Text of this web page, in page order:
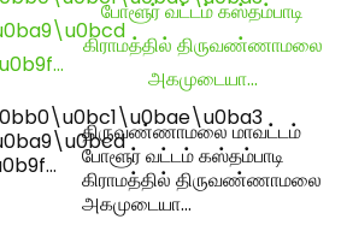
திருவண்ணாமலை மாவட்டம்
போளூர் வட்டம் கஸ்தம்பாடி
கிராமத்தில் திருவண்ணாமலை
அகமுடையா…